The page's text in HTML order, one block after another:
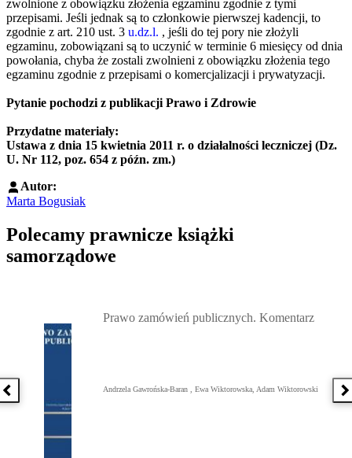
zwolnione z obowiązku złożenia egzaminu zgodnie z tymi
przepisami. Jeśli jednak są to członkowie pierwszej kadencji, to
zgodnie z art. 210 ust. 3 u.dz.l. , jeśli do tej pory nie złożyli
egzaminu, zobowiązani są to uczynić w terminie 6 miesięcy od dnia
powołania, chyba że zostali zwolnieni z obowiązku złożenia tego
egzaminu zgodnie z przepisami o komercjalizacji i prywatyzacji.
Pytanie pochodzi z publikacji Prawo i Zdrowie
Przydatne materiały:
Ustawa z dnia 15 kwietnia 2011 r. o działalności leczniczej (Dz.
U. Nr 112, poz. 654 z późn. zm.)
Autor:
Marta Bogusiak
Polecamy prawnicze książki
samorządowe
Poprzednia książka
Prawo zamówień publicznych. Komentarz
Andrzela Gawrońska-Baran , Ewa Wiktorowska, Adam Wiktorowski